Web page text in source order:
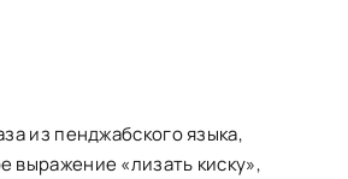
из пенджабского языка,
выражение «лизать киску»,